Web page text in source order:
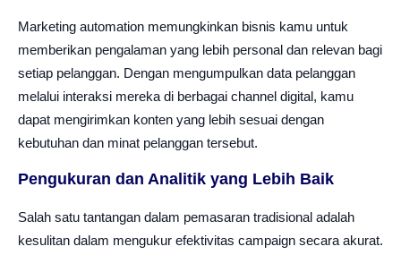
Marketing automation memungkinkan bisnis kamu untuk
memberikan pengalaman yang lebih personal dan relevan bagi
setiap pelanggan. Dengan mengumpulkan data pelanggan
melalui interaksi mereka di berbagai channel digital, kamu
dapat mengirimkan konten yang lebih sesuai dengan
kebutuhan dan minat pelanggan tersebut.
Pengukuran dan Analitik yang Lebih Baik
Salah satu tantangan dalam pemasaran tradisional adalah
kesulitan dalam mengukur efektivitas campaign secara akurat.